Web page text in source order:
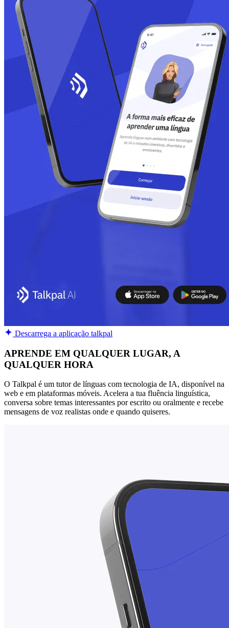
Descarrega a aplicação talkpal
APRENDE EM QUALQUER LUGAR, A
QUALQUER HORA
O Talkpal é um tutor de línguas com tecnologia de IA, disponível na
web e em plataformas móveis. Acelera a tua fluência linguística,
conversa sobre temas interessantes por escrito ou oralmente e recebe
mensagens de voz realistas onde e quando quiseres.